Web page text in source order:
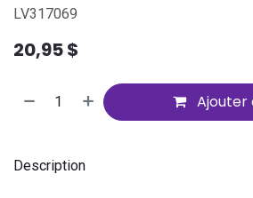
LV317069
20,95$
Ajouter
Description